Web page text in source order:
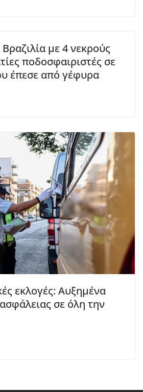
με 4 νεκρούς
ποδοσφαιριστές σε
έπεσε από γέφυρα
εκλογές: Αυξημένα
σε όλη την